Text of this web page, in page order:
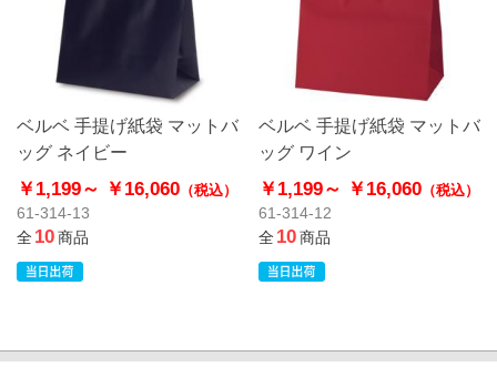
ベルベ 手提げ紙袋 マットバ
ッグ ネイビー
￥1,199～ ￥16,060 （税込）
61-314-13
全10商品
ベルベ 手提げ紙袋 マットバ
ッグ ワイン
￥1,199～ ￥16,060（税込）
61-314-12
全10商品